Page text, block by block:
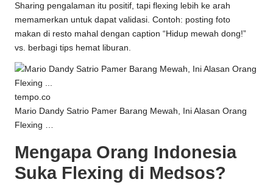
Sharing pengalaman itu positif, tapi flexing lebih ke arah
memamerkan untuk dapat validasi. Contoh: posting foto
makan di resto mahal dengan caption “Hidup mewah dong!”
vs. berbagi tips hemat liburan.
tempo.co
Mario Dandy Satrio Pamer Barang Mewah, Ini Alasan Orang
Flexing …
Mengapa Orang Indonesia
Suka Flexing di Medsos?